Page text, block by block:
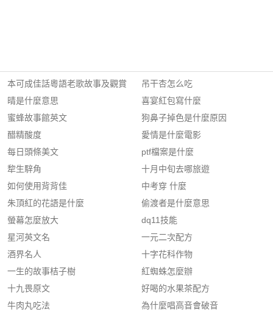
本可成佳話粵語老歌故事及觀賞
晴是什麼意思
蜜蜂故事館英文
醋精酸度
每日頭條美文
犂生騂角
如何使用背背佳
朱頂紅的花語是什麼
螢幕怎麼放大
星河英文名
酒界名人
一生的故事桔子樹
十九畏原文
牛肉丸吃法
吊干杏怎么吃
喜宴紅包寫什麼
狗鼻子掉色是什麼原因
愛情是什麼電影
ptf檔案是什麼
十月中旬去哪旅遊
中考穿 什麼
偷渡者是什麼意思
dq11技能
一元二次配方
十字花科作物
紅蜘蛛怎麼辦
好喝的水果茶配方
為什麼唱高音會破音